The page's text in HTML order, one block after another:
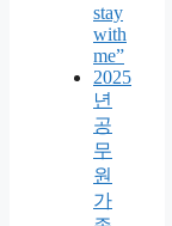
stay
with
me”
2025
년
공
무
원
가